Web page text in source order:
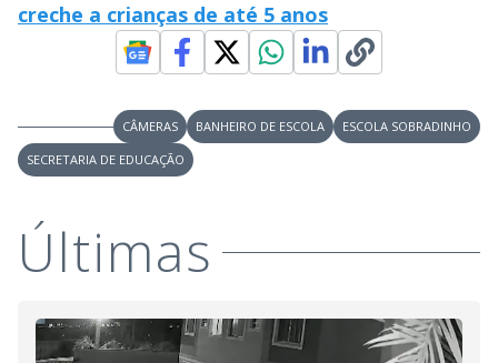
creche a crianças de até 5 anos
CÂMERAS BANHEIRO DE ESCOLA
ESCOLA SOBRADINHO
SECRETARIA DE EDUCAÇÃO
Últimas